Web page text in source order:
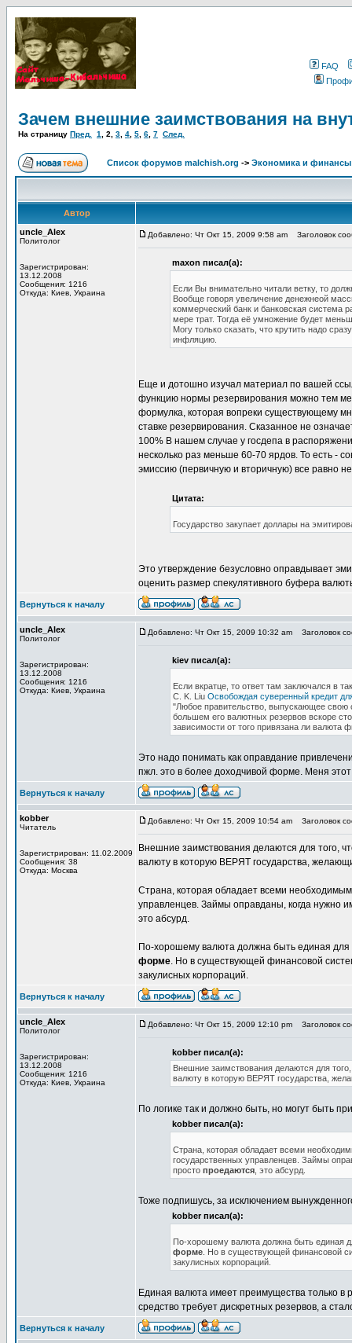
FAQ
Зачем внешние заимствования на
На страницу Пред. 1 2 3 4 5 6 7 След.
Список форумов malchish.org -> Экономика и финансы
Автор
uncle_Alex
Политолог
Зарегистрирован:
13.12.2008
Сообщения: 1216
Откуда: Киев, Украина
Добавлено: Чт Окт 15, 2009 9:58 am Заголовок
maxon писал(а):
Если Вы внимательно читали ветку, то
Вообще говоря увеличение денежнеой
коммерческий банк и банковская система
мере трат. Тогда её умножение будет
Могу только сказать, что крутить надо
инфляцию.
Eще и дотошно изучал материал по вашей
функцию нормы резервирования можно тем
формулка, которая вопреки существующему
ставке резервирования. Сказанное не
100% В нашем случае у госдепа в
несколько раз меньше 60-70 ярдов. То есть -
эмиссию (первичную и вторичную) все равно
Цитата:
Государство закупает доллары на
Это утверждение безусловно оправдывает
оценить размер спекулятивного буфера
Вернуться к началу
uncle_Alex
Политолог
Зарегистрирован:
13.12.2008
Сообщения: 1216
Откуда: Киев, Украина
Добавлено: Чт Окт 15, 2009 10:32 am Заголовок
kiev писал(а):
Если вкратце, то ответ там заключался в
C. K. Liu Освобождая суверенный кредит
"Любое правительство, выпускающее свою
большем его валютных резервов вскоре
зависимости от того привязана ли
Это надо понимать как оправдание
пжл. это в более доходчивой форме. Меня
Вернуться к началу
kobber
Читатель
Зарегистрирован: 11.02.2009
Сообщения: 38
Откуда: Москва
Добавлено: Чт Окт 15, 2009 10:54 am Заголовок
Внешние заимствования делаются для
валюту в которую ВЕРЯТ государства,
Страна, которая обладает всеми
управленцев. Займы оправданы, когда нужно
это абсурд.
По-хорошему валюта должна быть единая
форме. Но в существующей финансовой
закулисных корпораций.
Вернуться к началу
uncle_Alex
Политолог
Зарегистрирован:
13.12.2008
Сообщения: 1216
Откуда: Киев, Украина
Добавлено: Чт Окт 15, 2009 12:10 pm Заголовок
kobber писал(а):
Внешние заимствования делаются для
валюту в которую ВЕРЯТ государства,
По логике так и должно быть, но могут быть
kobber писал(а):
Страна, которая обладает всеми
государственных управленцев. Займы
просто проедаются , это абсурд.
Тоже подпишусь, за исключением
kobber писал(а):
По-хорошему валюта должна быть единая
форме . Но в существующей финансовой
закулисных корпораций.
Единая валюта имеет преимущества только в
средство требует дискретных резервов, а
Вернуться к началу